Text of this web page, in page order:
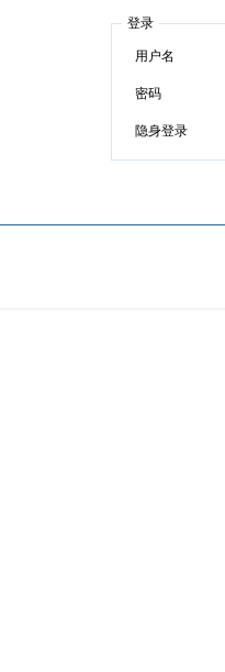
登录
用户名
密码
隐身登录